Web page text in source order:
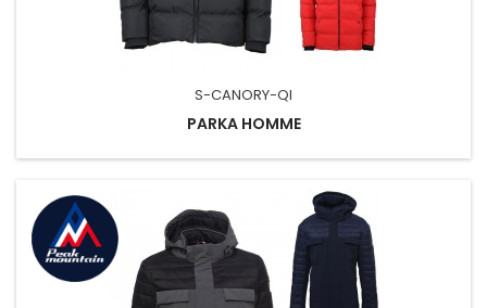
S-CANORY-QI
PARKA HOMME